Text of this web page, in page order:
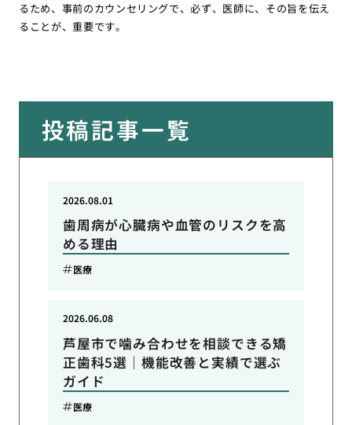
るため、事前のカウンセリングで、必ず、医師に、その旨を伝え
ることが、重要です。
投稿記事一覧
歯周病が心臓病や血管のリスクを高
める理由
2026.08.01
医療
芦屋市で噛み合わせを相談できる矯
正歯科5選｜機能改善と実績で選ぶ
ガイド
2026.06.08
医療